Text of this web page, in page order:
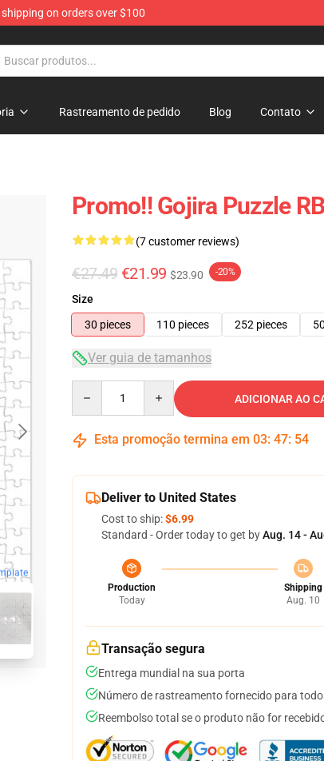
shipping on orders over $100
Rastreamento de pedido Blog Contato
Promo!! Gojira Puzzle
(7 customer reviews)
€27.49 €21.99 $23.90 -20%
Size
30 pieces
110 pieces 252 pieces
Ver guia de tamanhos
ADICIONAR AO
Esta promoção termina em 03: 47: 53
Deliver to United States
Cost to ship:$6.99
Standard - Order today to get byAug. 14 -
Production
Today
Shipping
Aug. 10
Transação segura
Entrega mundial na sua porta
Número de rastreamento fornecido para
Reembolso total se o produto não for